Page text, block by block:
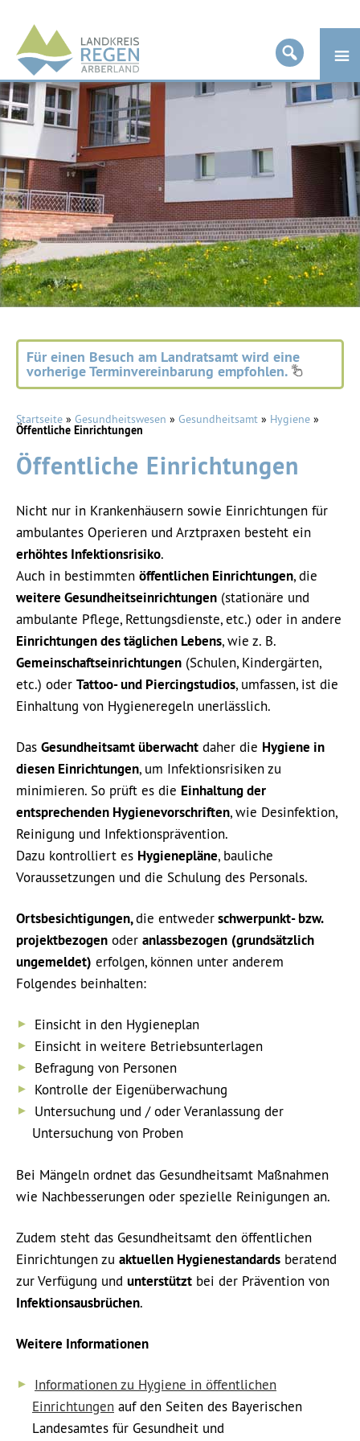
Landkreis
Regen
Für einen Besuch am Landratsamt wird eine
vorherige Terminvereinbarung empfohlen.
Startseite » Gesundheitswesen » Gesundheitsamt » Hygiene »
Öffentliche Einrichtungen
Öffentliche Einrichtungen
Nicht nur in Krankenhäusern sowie Einrichtungen für
ambulantes Operieren und Arztpraxen besteht ein
erhöhtes Infektionsrisiko.
Auch in bestimmten öffentlichen Einrichtungen, die
weitere Gesundheitseinrichtungen (stationäre und
ambulante Pflege, Rettungsdienste, etc.) oder in andere
Einrichtungen des täglichen Lebens, wie z. B.
Gemeinschaftseinrichtungen (Schulen, Kindergärten,
etc.) oder Tattoo- und Piercingstudios, umfassen, ist die
Einhaltung von Hygieneregeln unerlässlich.
Das Gesundheitsamt überwacht daher die Hygiene in
diesen Einrichtungen, um Infektionsrisiken zu
minimieren. So prüft es die Einhaltung der
entsprechenden Hygienevorschriften, wie Desinfektion,
Reinigung und Infektionsprävention.
Dazu kontrolliert es Hygienepläne, bauliche
Voraussetzungen und die Schulung des Personals.
Ortsbesichtigungen,die entwederschwerpunkt- bzw.
projektbezogen oder anlassbezogen (grundsätzlich
ungemeldet) erfolgen, können unter anderem
Folgendes beinhalten:
Einsicht in den Hygieneplan
Einsicht in weitere Betriebsunterlagen
Befragung von Personen
Kontrolle der Eigenüberwachung
Untersuchung und / oder Veranlassung der
Untersuchung von Proben
Bei Mängeln ordnet das Gesundheitsamt Maßnahmen
wie Nachbesserungen oder spezielle Reinigungen an.
Zudem steht das Gesundheitsamt den öffentlichen
Einrichtungen zu aktuellen Hygienestandards beratend
zur Verfügung und unterstützt bei der Prävention von
Infektionsausbrüchen.
Weitere Informationen
Informationen zu Hygiene in öffentlichen
Einrichtungen auf den Seiten des Bayerischen
Landesamtes für Gesundheit und